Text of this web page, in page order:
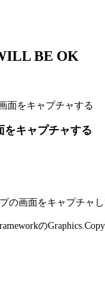
BE OK
面をキャプチャする
をキャプチャする
の画面をキャプチャし
の